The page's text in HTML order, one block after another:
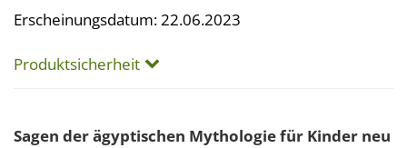
Erscheinungsdatum: 22.06.2023
Produktsicherheit
Sagen der ägyptischen Mythologie für Kinder neu